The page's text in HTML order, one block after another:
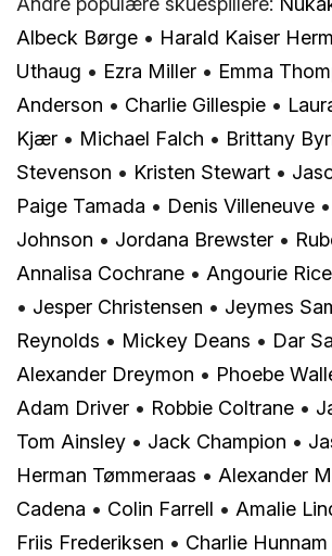
Albeck Børge • Harald Kaiser
Uthaug • Ezra Miller • Emma
Anderson • Charlie Gillespie •
Kjær • Michael Falch • Brittany
Stevenson • Kristen Stewart •
Paige Tamada • Denis Villeneuve •
Johnson • Jordana Brewster •
Annalisa Cochrane • Angourie Rice
• Jesper Christensen • Jeymes
Reynolds • Mickey Deans • Dar
Alexander Dreymon • Phoebe
Adam Driver • Robbie Coltrane •
Tom Ainsley • Jack Champion •
Herman Tømmeraas • Alexander
Cadena • Colin Farrell • Amalie
Friis Frederiksen • Charlie Hunnam